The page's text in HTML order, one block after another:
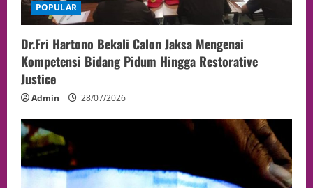
POPULAR
Dr.Fri Hartono Bekali Calon Jaksa Mengenai
Kompetensi Bidang Pidum Hingga Restorative
Justice
Admin 28/07/2026